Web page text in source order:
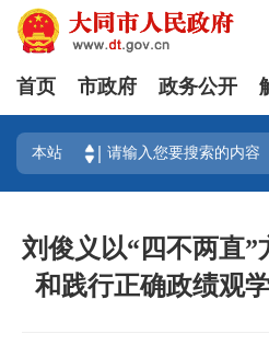
首页 市政府 政务公开
本站
刘俊义以“四不两直
和践行正确政绩观